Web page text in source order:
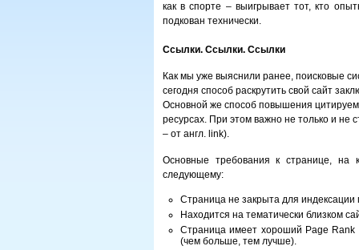
как в спорте – выигрывает тот, кто
подкован технически.
Ссылки. Ссылки. Ссылки
Как мы уже выяснили ранее, поисковые
сегодня способ раскрутить свой сайт
Основной же способ повышения
ресурсах. При этом важно не только и не
– от англ. link).
Основные требования к странице, на
следующему:
Страница не закрыта для
Находится на тематически близком
Страница имеет хороший Page
(чем больше, тем лучше).